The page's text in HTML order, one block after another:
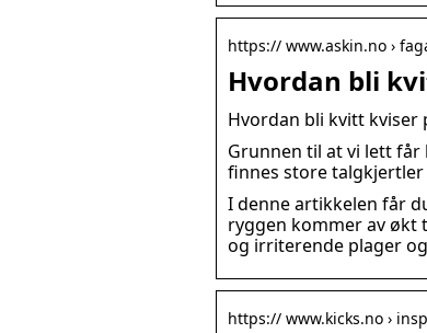
https:// www.askin.no ›
Hvordan bli
Hvordan bli kvitt kviser
Grunnen til at vi lett får
finnes store
I denne artikkelen får
ryggen kommer av økt
og irriterende plager
https:// www.kicks.no ›